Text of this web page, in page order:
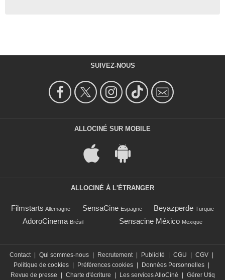
SUIVEZ-NOUS
ALLOCINÉ SUR MOBILE
ALLOCINÉ À L'ÉTRANGER
Filmstarts Allemagne SensaCine Espagne Beyazperde Turquie
AdoroCinema Brésil Sensacine México Mexique
Contact Qui sommes-nous Recrutement Publicité CGU CGV
Politique de cookies
Préférences cookies Données Personnelles
Revue de presse
Charte d'écriture Les services AlloCiné Gérer Utiq